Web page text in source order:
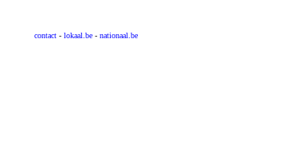
contact - lokaal.be - nationaal.be